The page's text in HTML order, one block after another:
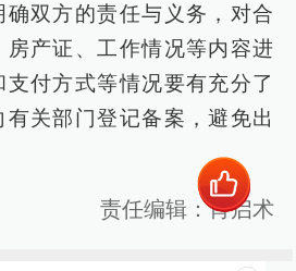
双方的责任与义务，对合
房产证、工作情况等内容进
付方式等情况要有充分了
关部门登记备案，避免出
责任编辑：肖启术